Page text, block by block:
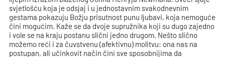
svjetlošću koja je odsjaj i u jednostavnim svakodnevnim
gestama pokazuju Božju prisutnost punu ljubavi, koja nemoguće
čini mogućim. Kaže se da dvoje supružnika koji su dugo zajedno
i vole se na kraju postanu slični jedno drugom. Nešto slično
možemo reći i za čuvstvenu (afektivnu) molitvu: ona nas na
postupan, ali učinkovit način čini sve sposobnijima da